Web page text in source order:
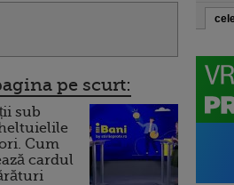
pe scurt:
sub
Cum
cardul